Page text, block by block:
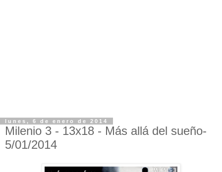
lunes, 6 de enero de 2014
Milenio 3 - 13x18 - Más allá del sueño-
5/01/2014